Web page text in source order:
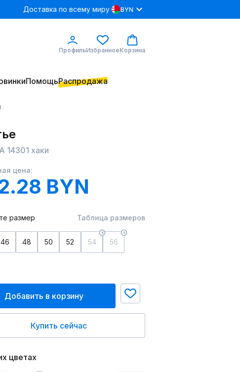
Доставка по всему миру BYN
ПрофильИзбранноеКорзина
ПомощьРаспродажа
14301 хаки
цена:
BYN
размер Таблица размеров
46 48 50 52 54 56
Добавить в корзину
Купить сейчас
цветах